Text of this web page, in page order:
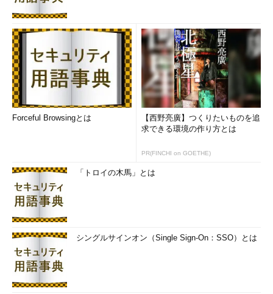
ても軽快です（
画面3Windows 10標準の「仮想デスクトップ」機能。軽
量で切り替えもスムーズ、デスクトップの削除も可能
Forceful Browsingとは
【西野亮廣】つくりたいものを追
求できる環境の作り方とは
PR(FINCHI on GOETHE)
「トロイの木馬」とは
シングルサインオン（Single Sign-On：SSO）とは